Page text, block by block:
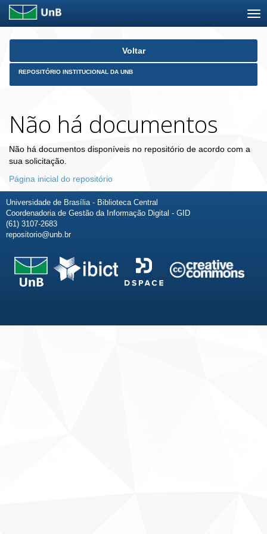
Skip
Voltar
REPOSITÓRIO INSTITUCIONAL DA UNB
Não há documentos
Não há documentos disponíveis no repositório de acordo com a
sua solicitação.
Página inicial do repositório
Universidade de Brasília - Biblioteca Central
Coordenadoria de Gestão da Informação Digital - GID
(61) 3107-2683
repositorio@unb.br